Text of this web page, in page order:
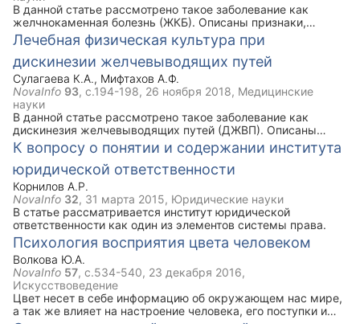
В данной статье рассмотрено такое заболевание как
желчнокаменная болезнь (ЖКБ). Описаны признаки,
симптомы, задачи ЛФК при данной болезни. Ключевым
моментом статьи является комплекс упражнений лечебной
физической культуры при ЖКБ, который рекомендован
наряду с медикаментозным лечением.
Лечебная физическая культура при
дискинезии желчевыводящих путей
Сулагаева К.А., Мифтахов А.Ф.
NovaInfo 93, с.194-198, 26 ноября 2018, Медицинские
науки
В данной статье рассмотрено такое заболевание как
дискинезия желчевыводящих путей (ДЖВП). Описаны
виды, признаки и симптомы данной болезни. Ключевым
моментом статьи является комплекс упражнений лечебной
физической культуры при ДЖВП, который рекомендован
наряду с медикаментозным лечением.
К вопросу о понятии и содержании института
юридической ответственности
Корнилов А.Р.
NovaInfo 32, 31 марта 2015, Юридические науки
В статье рассматривается институт юридической
ответственности как один из элементов системы права.
Психология восприятия цвета человеком
Волкова Ю.А.
NovaInfo 57, с.534-540, 23 декабря 2016,
Искусствоведение
Цвет несет в себе информацию об окружающем нас мире,
а так же влияет на настроение человека, его поступки и